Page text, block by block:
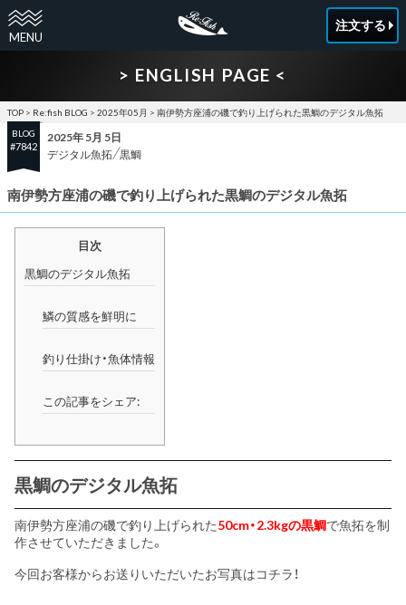
注文する
> ENGLISH PAGE <
TOP > Re:fish BLOG > 2025年05月 > 南伊勢方座浦の磯で釣り上げられた黒鯛のデジタル魚拓
BLOG
#7842
2025年 5月 5日
デジタル魚拓 黒鯛
南伊勢方座浦の磯で釣り上げられた黒鯛のデジタル魚拓
目次
黒鯛のデジタル魚拓
鱗の質感を鮮明に
釣り仕掛け・魚体情報
この記事をシェア:
黒鯛のデジタル魚拓
南伊勢方座浦の磯で釣り上げられた50cm・2.3kgの黒鯛で魚拓を制
作させていただきました。
今回お客様からお送りいただいたお写真はコチラ！